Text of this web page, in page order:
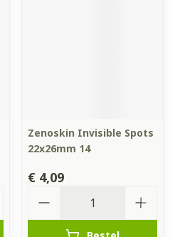
Zenoskin Invisible Spots
22x26mm 14
€ 4,09